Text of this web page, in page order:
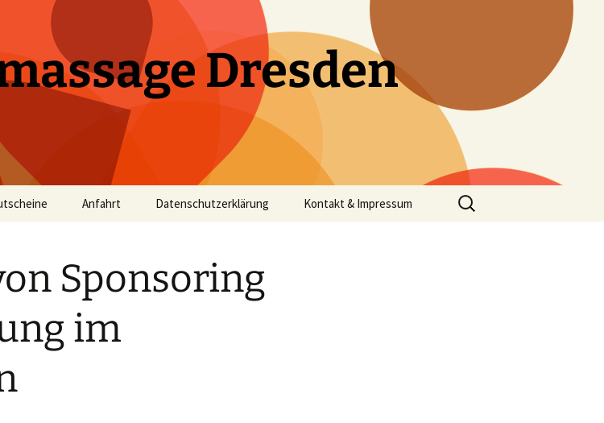
Dresden
Anfahrt Datenschutzerklärung Kontakt & Impressum
Suchen
nach:
Sponsoring
im